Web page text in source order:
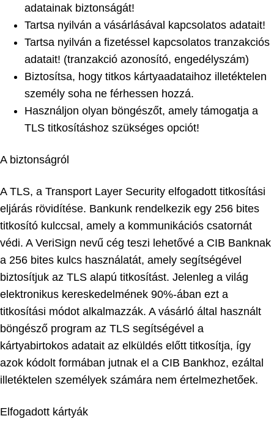
adatainak biztonságát!
Tartsa nyilván a vásárlásával kapcsolatos adatait!
Tartsa nyilván a fizetéssel kapcsolatos tranzakciós
adatait! (tranzakció azonosító, engedélyszám)
Biztosítsa, hogy titkos kártyaadataihoz illetéktelen
személy soha ne férhessen hozzá.
Használjon olyan böngészőt, amely támogatja a
TLS titkosításhoz szükséges opciót!
A biztonságról
A TLS, a Transport Layer Security elfogadott titkosítási
eljárás rövidítése. Bankunk rendelkezik egy 256 bites
titkosító kulccsal, amely a kommunikációs csatornát
védi. A VeriSign nevű cég teszi lehetővé a CIB Banknak
a 256 bites kulcs használatát, amely segítségével
biztosítjuk az TLS alapú titkosítást. Jelenleg a világ
elektronikus kereskedelmének 90%-ában ezt a
titkosítási módot alkalmazzák. A vásárló által használt
böngésző program az TLS segítségével a
kártyabirtokos adatait az elküldés előtt titkosítja, így
azok kódolt formában jutnak el a CIB Bankhoz, ezáltal
illetéktelen személyek számára nem értelmezhetőek.
Elfogadott kártyák